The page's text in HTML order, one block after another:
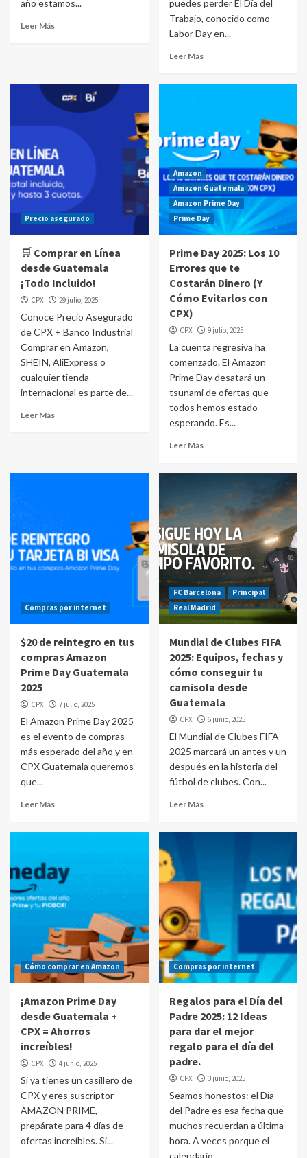
año estamos...
Leer Más
puedes perder El Día del
Trabajo, conocido como
Labor Day en...
Leer Más
Precio asegurado
🛒 Comprar en Línea
desde Guatemala
¡Todo Incluido!
CPX 29 julio, 2025
Conoce Precio Asegurado
de CPX + Banco Industrial
Comprar en Amazon,
SHEIN, AliExpress o
cualquier tienda
internacional es parte de...
Leer Más
Amazon
Amazon Guatemala
Amazon Prime Day
Prime Day
Prime Day 2025: Los 10
Errores que te
Costarán Dinero (Y
Cómo Evitarlos con
CPX)
CPX 9 julio, 2025
La cuenta regresiva ha
comenzado. El Amazon
Prime Day desatará un
tsunami de ofertas que
todos hemos estado
esperando. Es...
Leer Más
Compras por internet
$20 de reintegro en tus
compras Amazon
Prime Day Guatemala
2025
CPX 7 julio, 2025
El Amazon Prime Day 2025
es el evento de compras
más esperado del año y en
CPX Guatemala queremos
que...
Leer Más
FC Barcelona
Principal
Real Madrid
Mundial de Clubes FIFA
2025: Equipos, fechas y
cómo conseguir tu
camisola desde
Guatemala
CPX 6 junio, 2025
El Mundial de Clubes FIFA
2025 marcará un antes y un
después en la historia del
fútbol de clubes. Con...
Leer Más
Cómo comprar en Amazon
¡Amazon Prime Day
desde Guatemala +
CPX = Ahorros
increíbles!
CPX 4 junio, 2025
Si ya tienes un casillero de
CPX y eres suscriptor
AMAZON PRIME,
prepárate para 4 días de
ofertas increíbles. Si...
Compras por internet
Regalos para el Día del
Padre 2025: 12 Ideas
para dar el mejor
regalo para el día del
padre.
CPX 3 junio, 2025
Seamos honestos: el Día
del Padre es esa fecha que
muchos recuerdan a última
hora. A veces porque el
calendario...